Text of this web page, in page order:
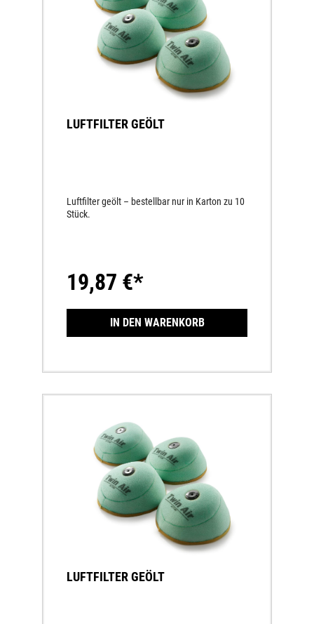
LUFTFILTER GEÖLT
Luftfilter geölt – bestellbar nur in Karton zu 10
Stück.
19,87 €*
IN DEN WARENKORB
LUFTFILTER GEÖLT